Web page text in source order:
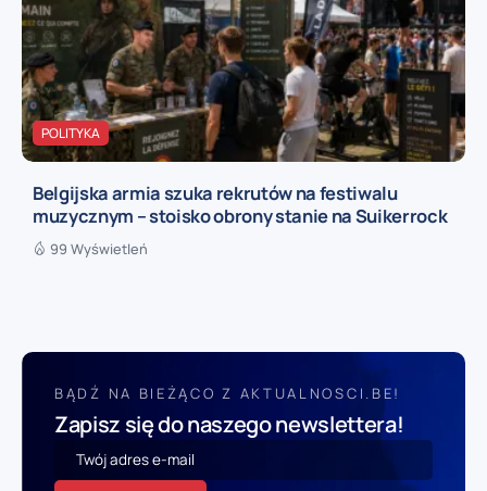
POLITYKA
Belgijska armia szuka rekrutów na festiwalu
muzycznym – stoisko obrony stanie na Suikerrock
99 Wyświetleń
BĄDŹ NA BIEŻĄCO Z AKTUALNOSCI.BE!
Zapisz się do naszego newslettera!